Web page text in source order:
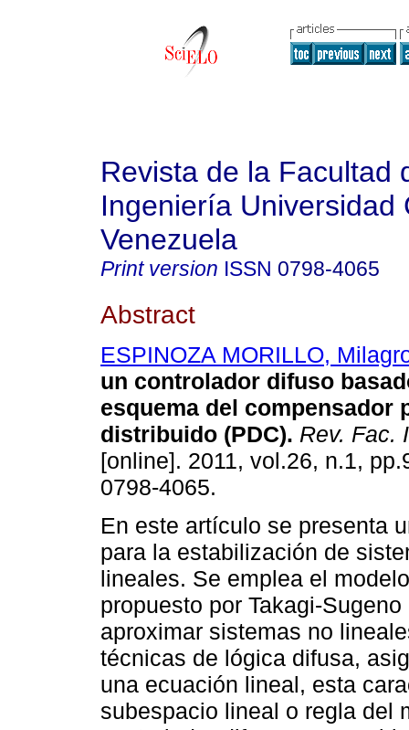
Revista de la Facultad
Ingeniería Universidad
Venezuela
Print version ISSN 0798-4065
Abstract
ESPINOZA MORILLO,
un controlador difuso
esquema del compensador
distribuido (PDC). Rev. Fac.
[online]. 2011, vol.26, n.1,
0798-4065.
En este artículo se presenta
para la estabilización de
lineales. Se emplea el
propuesto por Takagi-
aproximar sistemas no
técnicas de lógica difusa,
una ecuación lineal, esta
subespacio lineal o regla del